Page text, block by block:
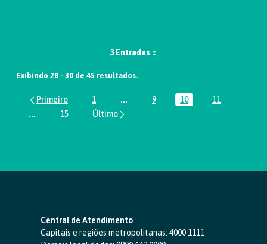
3 Entradas
Exibindo 28 - 30 de 45 resultados.
Página
1 ...Páginas intermediárias Usar ABA
Página
9 Página
10 Página
11
...Páginas intermediárias Usar ABA para navegar.
Página
15
Central de Atendimento
Capitais e regiões metropolitanas: 4000 1111